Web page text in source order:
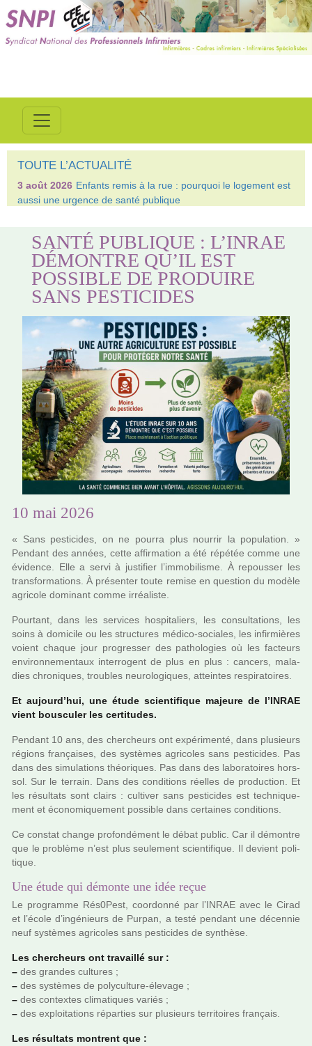
TOUTE L’ACTUALITÉ
3 août 2026 Enfants remis à la rue : pourquoi le logement est
aussi une urgence de santé publique
SANTÉ PUBLIQUE : L’INRAE
DÉMONTRE QU’IL EST
POSSIBLE DE PRODUIRE
SANS PESTICIDES
10 mai 2026
« Sans pes­ti­ci­des, on ne pourra plus nour­rir la popu­la­tion. »
Pendant des années, cette affir­ma­tion a été répé­tée comme une
évidence. Elle a servi à jus­ti­fier l’immo­bi­lisme. À repous­ser les
trans­for­ma­tions. À pré­sen­ter toute remise en ques­tion du modèle
agri­cole domi­nant comme irréa­liste.
Pourtant, dans les ser­vi­ces hos­pi­ta­liers, les consul­ta­tions, les
soins à domi­cile ou les struc­tu­res médico-socia­les, les infir­miè­res
voient chaque jour pro­gres­ser des patho­lo­gies où les fac­teurs
envi­ron­ne­men­taux inter­ro­gent de plus en plus : can­cers, mala­
dies chro­ni­ques, trou­bles neu­ro­lo­gi­ques, attein­tes res­pi­ra­toi­res.
Et aujourd’hui, une étude scien­ti­fi­que majeure de l’INRAE
vient bous­cu­ler les cer­ti­tu­des.
Pendant 10 ans, des cher­cheurs ont expé­ri­menté, dans plu­sieurs
régions fran­çai­ses, des sys­tè­mes agri­co­les sans pes­ti­ci­des. Pas
dans des simu­la­tions théo­ri­ques. Pas dans des labo­ra­toi­res hors-
sol. Sur le ter­rain. Dans des condi­tions réel­les de pro­duc­tion. Et
les résul­tats sont clairs : culti­ver sans pes­ti­ci­des est tech­ni­que­
ment et économiquement pos­si­ble dans cer­tai­nes condi­tions.
Ce cons­tat change pro­fon­dé­ment le débat public. Car il démon­tre
que le pro­blème n’est plus seu­le­ment scien­ti­fi­que. Il devient poli­
ti­que.
Une étude qui démonte une idée reçue
Le pro­gramme Rés0Pest, coor­donné par l’INRAE avec le Cirad
et l’école d’ingé­nieurs de Purpan, a testé pen­dant une décen­nie
neuf sys­tè­mes agri­co­les sans pes­ti­ci­des de syn­thèse.
Les cher­cheurs ont tra­vaillé sur :
– des gran­des cultu­res ;
– des sys­tè­mes de poly­culture-élevage ;
– des contex­tes cli­ma­ti­ques variés ;
– des exploi­ta­tions répar­ties sur plu­sieurs ter­ri­toi­res fran­çais.
Les résul­tats mon­trent que :